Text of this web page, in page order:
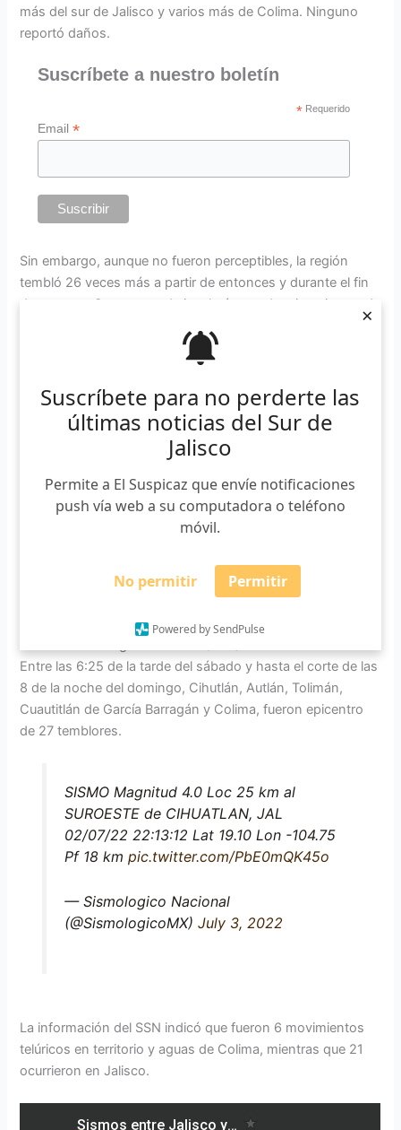
Suscríbete para no perderte las
últimas noticias del Sur de
Jalisco
Permite a El Suspicaz que envíe notificaciones
push vía web a su computadora o teléfono
móvil.
No permitir Permitir
Powered by SendPulse
×
más del sur de Jalisco y varios más de Colima. Ninguno
reportó daños.
Suscríbete a nuestro boletín
* Requerido
Email*
Sin embargo, aunque no fueron perceptibles, la región
tembló 26 veces más a partir de entonces y durante el fin
de semana. Se trataron de igual número de microsismos de
SISMO Magnitud 3.4 Loc. 23 km al
SURESTE de CASIMIRO CASTILLO, JAL
03/07/22 10:00:01 Lat 19.43 Lon -104.32
— Sismologico Nacional
(@SismologicoMX)July 4, 2022
Aunque la población no reportó haberlos sentido, el
Entre las 6:25 de la tarde del sábado y hasta el corte de las
8 de la noche del domingo, Cihutlán, Autlán, Tolimán,
Cuautitlán de García Barragán y Colima, fueron epicentro
de 27 temblores.
SISMO Magnitud 4.0 Loc 25 km al
SUROESTE de CIHUATLAN, JAL
02/07/22 22:13:12 Lat 19.10 Lon -104.75
Pf 18 km pic.twitter.com/PbE0mQK45o
— Sismologico Nacional
(@SismologicoMX) July 3, 2022
La información del SSN indicó que fueron 6 movimientos
telúricos en territorio y aguas de Colima, mientras que 21
ocurrieron en Jalisco.